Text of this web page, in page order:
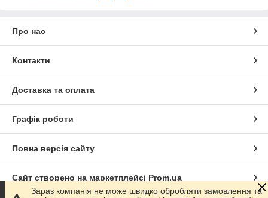
Про нас
Контакти
Доставка та оплата
Графік роботи
Повна версія сайту
Сайт створено на маркетплейсі Prom.ua
Зараз компанія не може швидко обробляти замовлення та